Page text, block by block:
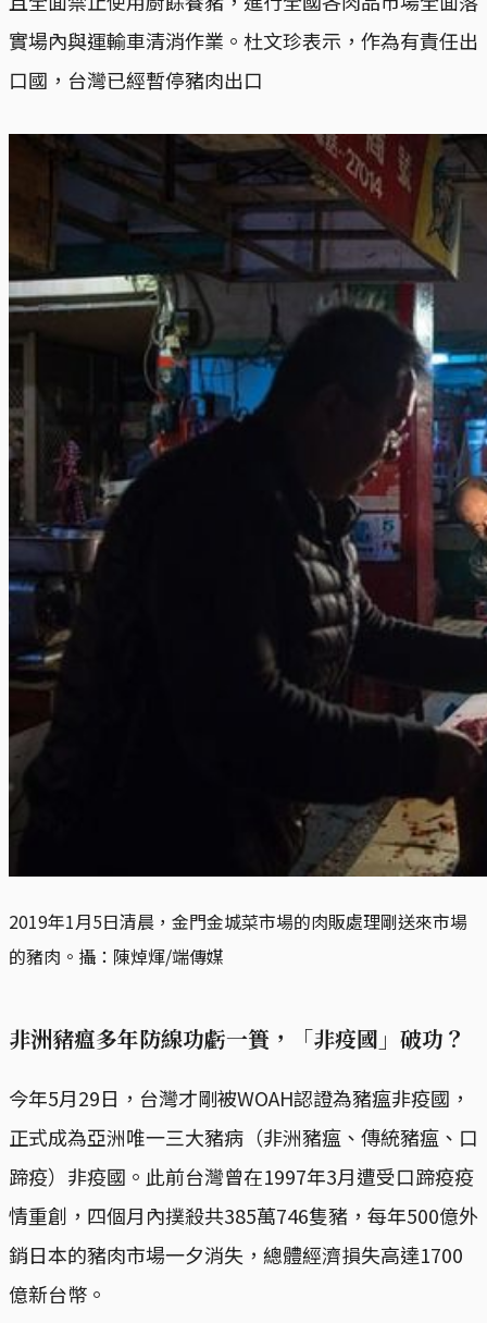
實場內與運輸車清消作業。杜文珍表示，作為有責任出
口國，台灣已經暫停豬肉出口
2019年1月5日清晨，金門金城菜市場的肉販處理剛送來市場
的豬肉。攝：陳焯煇/端傳媒
非洲豬瘟多年防線功虧一簣，「非疫國」破功？
今年5月29日，台灣才剛被WOAH認證為豬瘟非疫國，
正式成為亞洲唯一三大豬病（非洲豬瘟、傳統豬瘟、口
蹄疫）非疫國。此前台灣曾在1997年3月遭受口蹄疫疫
情重創，四個月內撲殺共385萬746隻豬，每年500億外
銷日本的豬肉市場一夕消失，總體經濟損失高達1700
億新台幣。